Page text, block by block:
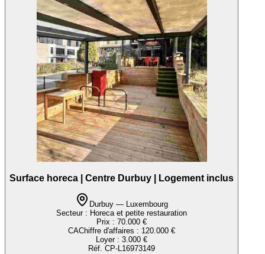
Surface horeca | Centre Durbuy | Logement inclus
Durbuy — Luxembourg
Secteur : Horeca et petite restauration
Prix : 70.000 €
CAChiffre d'affaires : 120.000 €
Loyer : 3.000 €
Réf. CP-L16973149